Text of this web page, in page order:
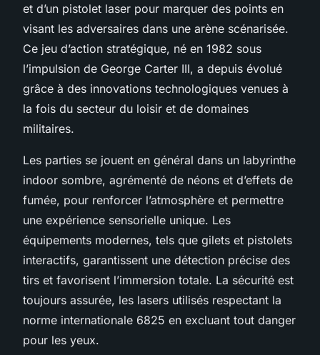
et d’un pistolet laser pour marquer des points en
visant les adversaires dans une arène scénarisée.
Ce jeu d’action stratégique, né en 1982 sous
l’impulsion de George Carter III, a depuis évolué
grâce à des innovations technologiques venues à
la fois du secteur du loisir et de domaines
militaires.
Les parties se jouent en général dans un labyrinthe
indoor sombre, agrémenté de néons et d’effets de
fumée, pour renforcer l’atmosphère et permettre
une expérience sensorielle unique. Les
équipements modernes, tels que gilets et pistolets
interactifs, garantissent une détection précise des
tirs et favorisent l’immersion totale. La sécurité est
toujours assurée, les lasers utilisés respectant la
norme internationale 6825 en excluant tout danger
pour les yeux.